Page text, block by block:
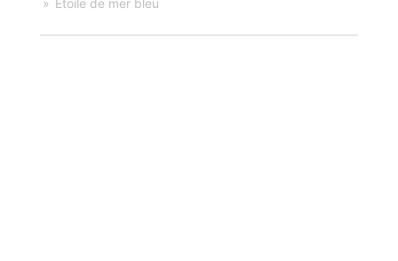
» Etoile de mer bleu